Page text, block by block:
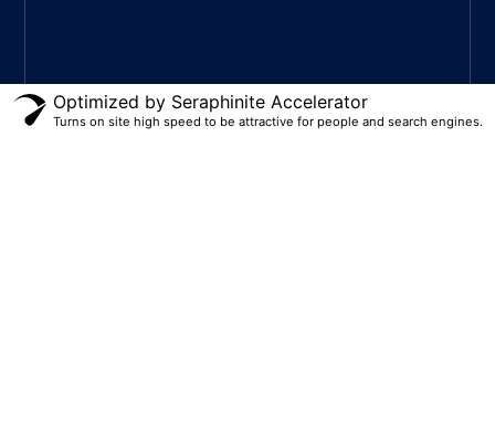
Optimized by Seraphinite Accelerator
Turns on site high speed to be attractive for people and search engines.